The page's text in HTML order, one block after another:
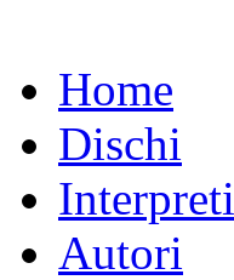
Home
Dischi
Interpreti
Autori